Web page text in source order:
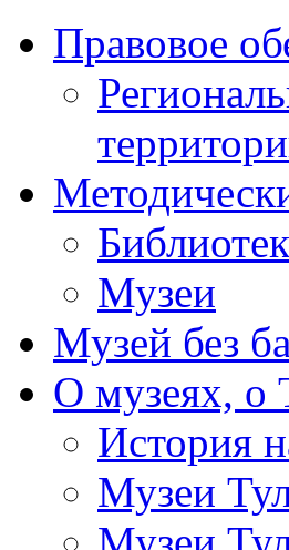
Правовое
Музеи
Музей без
О музеях, о
История
Музеи